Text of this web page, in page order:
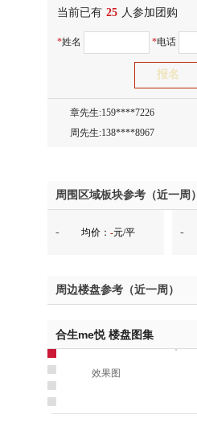
当前已有 25 人参加团购
*姓名 *电话
邓先生:138****8083
蒋女士:186****7681
陈先生:159****3332
章先生:159****7226
周先生:138****8967
林女士:136****3668
魏女士:138****0324
吴先生:139****9780
韩女士:158****2390
赵先生:139****8548
钱先生:139****7316
黄先生:138****7263
黄先生:136****3612
周围区域板块参考（近一周）
- 均价： -元/平 -
周边楼盘参考（近一周）
合生me悦楼盘图集
效果图